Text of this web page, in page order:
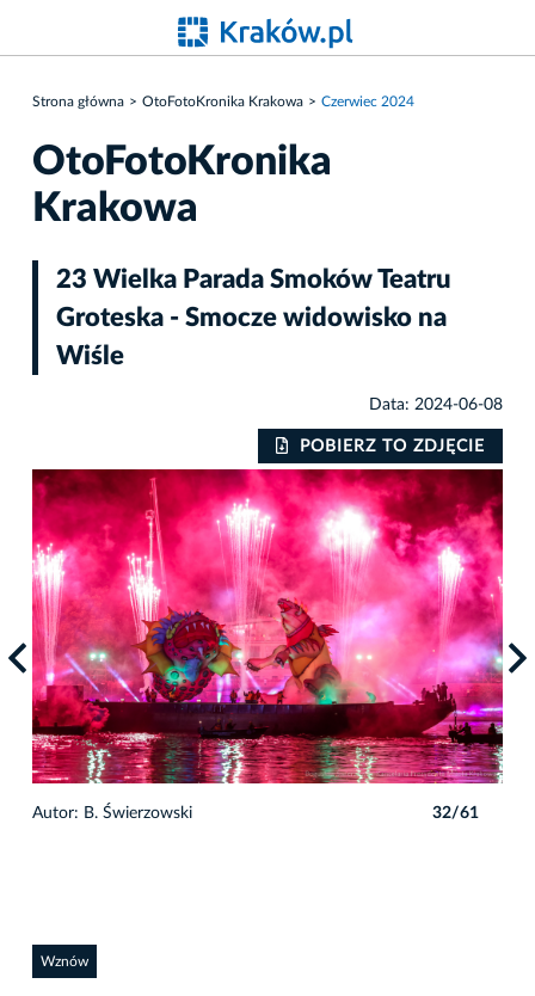
Strona główna OtoFotoKronika Krakowa Czerwiec 2024
OtoFotoKronika
Krakowa
23 Wielka Parada Smoków Teatru
Groteska - Smocze widowisko na
Wiśle
Data: 2024-06-08
POBIERZ TO ZDJĘCIE
Autor: B. Świerzowski 32/61
Wznów